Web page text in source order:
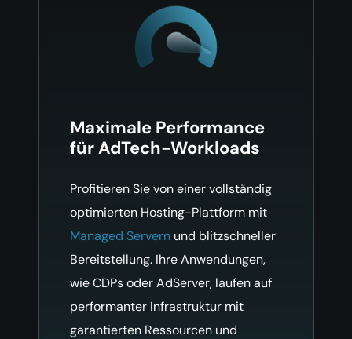
Maximale Performance
für AdTech-Workloads
Profitieren Sie von einer vollständig
optimierten Hosting-Plattform mit
Managed Servern und blitzschneller
Bereitstellung. Ihre Anwendungen,
wie CDPs oder AdServer, laufen auf
performanter Infrastruktur mit
garantierten Ressourcen und